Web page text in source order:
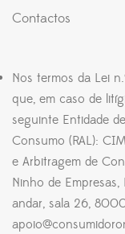
Contactos
Nos termos da Lei
que, em caso de
seguinte Entidade
Consumo (RAL):
e Arbitragem de
Ninho de Empresas,
andar, sala 26,